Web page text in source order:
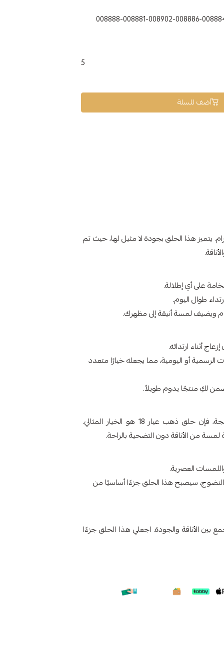
008888-008881-008902-008886-
5
أضف للسلة
بتصميم أنيق مع حلق ذهب عيار 18، وزن 1.07 جرام. يتميز هذا الحلق بجودة لا مثيل لها، حيث تم
ويضيف لمسة أنيقة إلى مظهرك.
أثناء ارتدائه.
الرسمية أو اليومية، مما يجعله خيارًا متعدد
لكِ منتجًا يدوم طويلاً.
إذا كنتِ تبحثين عن حل لمشكلة الحلي الثقيلة والمزعجة، فإن حلق ذهب عيار 18 هو الخيار المثالي.
من الأناقة دون التضحية بالراحة.
العصرية.
سيصبح هذا الحلق جزءًا أساسيًا من
عيار 18 الإيطالي، الذي يجمع بين الأناقة والجودة. اجعلي هذا الحلق جزءًا